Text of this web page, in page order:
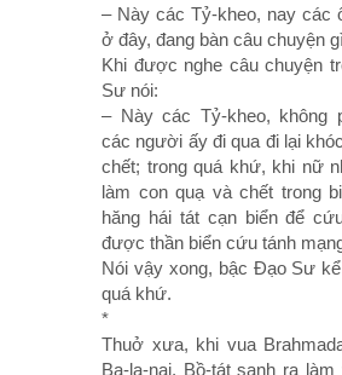
– Này các Tỷ-kheo, nay các
ở đây, đang bàn câu chuyện
Khi được nghe câu chuyện
Sư nói:
– Này các Tỷ-kheo, không
các người ấy đi qua đi lại
chết; trong quá khứ, khi nữ
làm con quạ và chết trong
hăng hái tát cạn biển để
được thần biển cứu tánh
Nói vậy xong, bậc Ðạo Sư
quá khứ.
*
Thuở xưa, khi vua
Ba-la-nại, Bồ-tát sanh ra làm